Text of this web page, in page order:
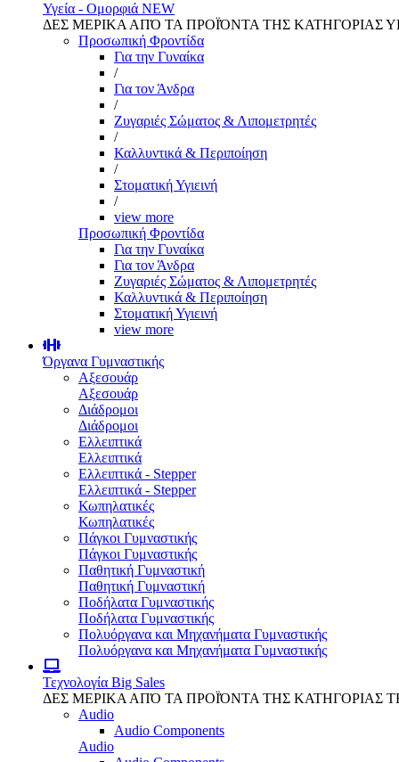
Υγεία - Ομορφιά NEW
ΔΕΣ ΜΕΡΙΚΑ ΑΠΌ ΤΑ ΠΡΟΪΌΝΤΑ ΤΗΣ ΚΑΤΗΓΟΡΙΑΣ
Προσωπική Φροντίδα
Για την Γυναίκα
/
Για τον Άνδρα
/
Ζυγαριές Σώματος & Λιπομετρητές
/
Καλλυντικά & Περιποίηση
/
Στοματική Υγιεινή
/
view more
Προσωπική Φροντίδα
Για την Γυναίκα
Για τον Άνδρα
Ζυγαριές Σώματος & Λιπομετρητές
Καλλυντικά & Περιποίηση
Στοματική Υγιεινή
view more
Όργανα Γυμναστικής
Αξεσουάρ
Αξεσουάρ
Διάδρομοι
Διάδρομοι
Ελλειπτικά
Ελλειπτικά
Ελλειπτικά - Stepper
Ελλειπτικά - Stepper
Κωπηλατικές
Κωπηλατικές
Πάγκοι Γυμναστικής
Πάγκοι Γυμναστικής
Παθητική Γυμναστική
Παθητική Γυμναστική
Ποδήλατα Γυμναστικής
Ποδήλατα Γυμναστικής
Πολυόργανα και Μηχανήματα Γυμναστικής
Πολυόργανα και Μηχανήματα Γυμναστικής
Τεχνολογία Big Sales
ΔΕΣ ΜΕΡΙΚΑ ΑΠΌ ΤΑ ΠΡΟΪΌΝΤΑ ΤΗΣ ΚΑΤΗΓΟΡΙΑΣ
Audio
Audio Components
Audio